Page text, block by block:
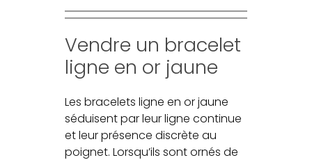
Vendre un bracelet
ligne en or jaune
Les bracelets ligne en or jaune
séduisent par leur ligne continue
et leur présence discrète au
poignet. Lorsqu’ils sont ornés de